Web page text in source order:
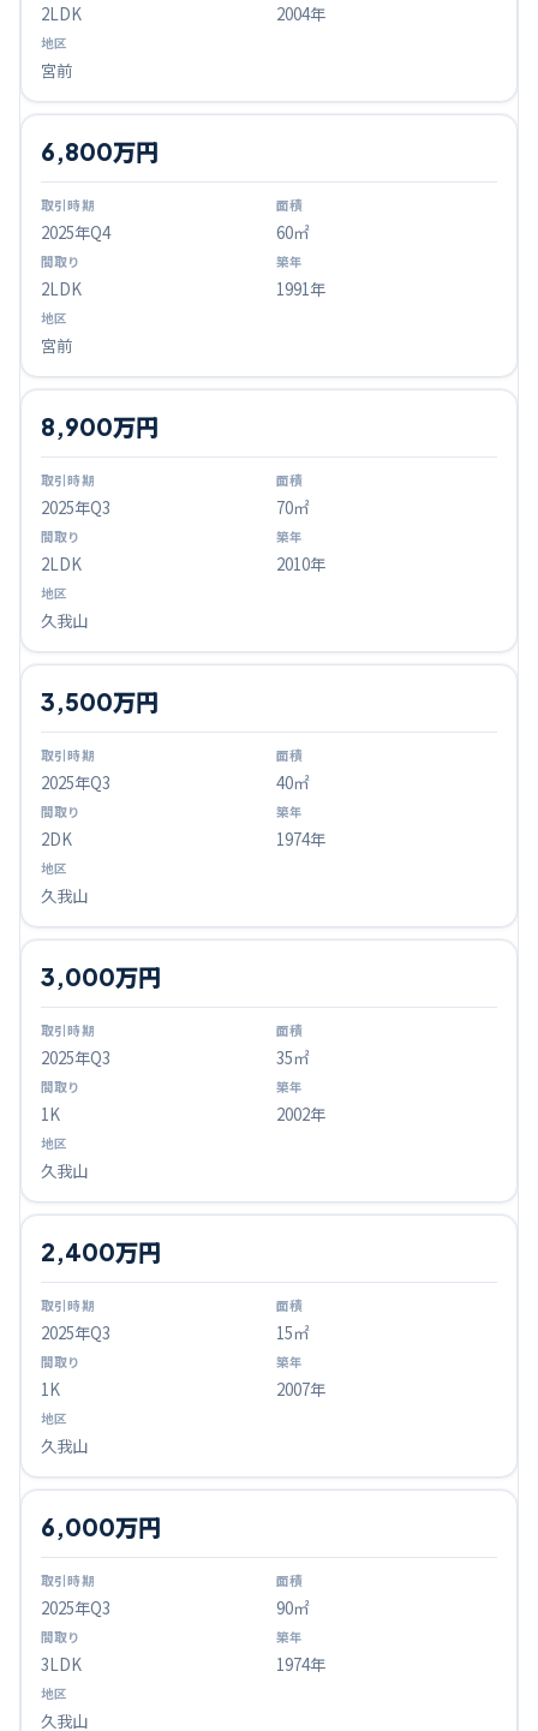
2LDK 2004年
宮前
2025年Q4
6,800万円
60㎡
2LDK 1991年
宮前
2025年Q3
8,900万円
70㎡
2LDK 2010年
久我山
2025年Q3
3,500万円
40㎡
2DK 1974年
久我山
2025年Q3
3,000万円
35㎡
1K 2002年
久我山
2025年Q3
2,400万円
15㎡
1K 2007年
久我山
2025年Q3
6,000万円
90㎡
3LDK 1974年
久我山